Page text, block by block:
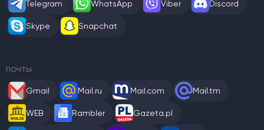
Telegram WhatsApp Viber Discord
Skype Snapchat
ПОЧТЫ
Gmail Mail.ru Mail.com Mail.tm
WEB Rambler Gazeta.pl